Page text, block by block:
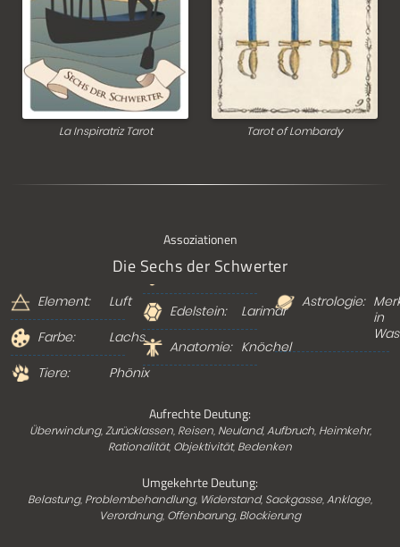
La Inspiratriz Tarot Tarot of Lombardy
Assoziationen
Die Sechs der Schwerter
Element:
Luft
Farbe:
Lachs
Tiere:
Phönix
Edelstein:
Larimar
Anatomie: Knöchel
Astrologie:
in
Aufrechte Deutung:
Überwindung, Zurücklassen, Reisen, Neuland, Aufbruch, Heimkehr,
Rationalität, Objektivität, Bedenken
Umgekehrte Deutung:
Belastung, Problembehandlung, Widerstand, Sackgasse, Anklage,
Verordnung, Offenbarung, Blockierung